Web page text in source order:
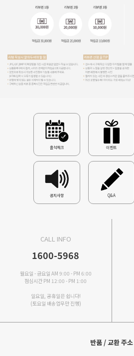
출석체크 이벤트
공지사항 Q&A
CALL INFO
1600-5968
월요일 - 금요일 AM 9:00 - PM 6:00
점심시간 PM 12:00 - PM 1:00
일요일, 공휴일은 쉽니다!
(토요일 배송업무만 진행)
반품 / 교환 주소